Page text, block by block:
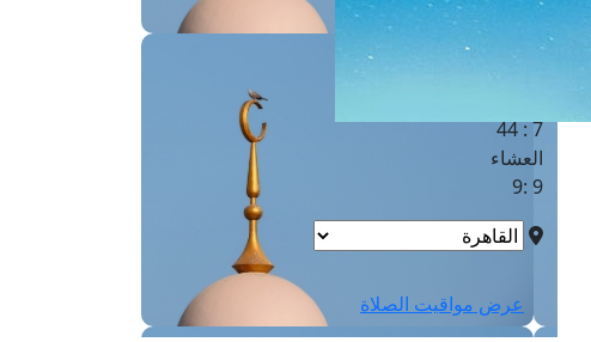
العصر
7 : 44
العشاء
9 :9
عرض مواقيت الصلاة